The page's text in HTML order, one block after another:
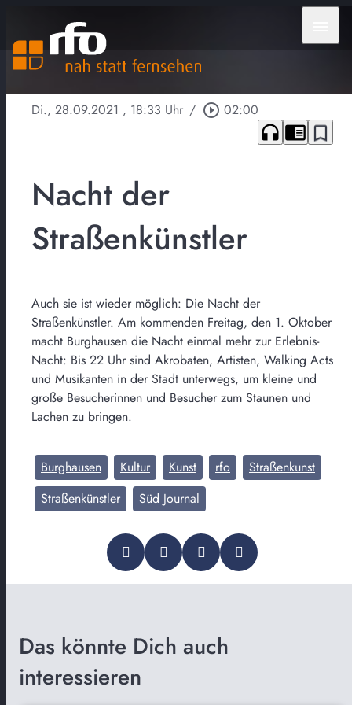
Di., 28.09.2021 , 18:33 Uhr / play_circle_outline 02:00
headphones chrome_reader_mode bookmark_border
Nacht der
Straßenkünstler
Auch sie ist wieder möglich: Die Nacht der
Straßenkünstler. Am kommenden Freitag, den 1. Oktober
macht Burghausen die Nacht einmal mehr zur Erlebnis-
Nacht: Bis 22 Uhr sind Akrobaten, Artisten, Walking Acts
und Musikanten in der Stadt unterwegs, um kleine und
große Besucherinnen und Besucher zum Staunen und
Lachen zu bringen.
Burghausen Kultur Kunst rfo
Straßenkunst
Straßenkünstler
Süd Journal
Das könnte Dich auch
interessieren